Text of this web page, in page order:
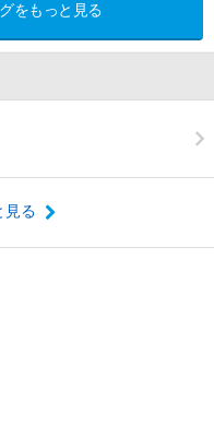
をもっと見る
見る